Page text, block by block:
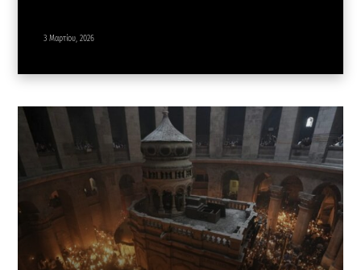
3 Μαρτίου, 2026